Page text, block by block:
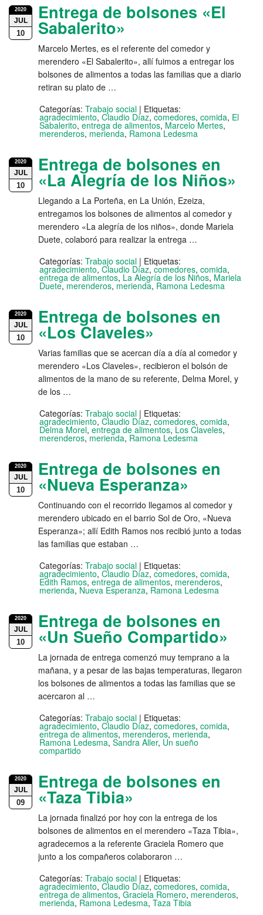
2020
JUL
10
Entrega de bolsones «El
Sabalerito»
Marcelo Mertes, es el referente del comedor y
merendero «El Sabalerito», allí fuimos a entregar los
bolsones de alimentos a todas las familias que a diario
retiran su plato de …
Categorías: Trabajo social | Etiquetas:
agradecimiento, Claudio Díaz, comedores, comida, El
Sabalerito, entrega de alimentos, Marcelo Mertes,
merenderos, merienda, Ramona Ledesma
2020
JUL
10
Entrega de bolsones en
«La Alegría de los Niños»
Llegando a La Porteña, en La Unión, Ezeiza,
entregamos los bolsones de alimentos al comedor y
merendero «La alegría de los niños», donde Mariela
Duete, colaboró para realizar la entrega …
Categorías: Trabajo social | Etiquetas:
agradecimiento, Claudio Díaz, comedores, comida,
entrega de alimentos, La Alegría de los Niños, Mariela
Duete, merenderos, merienda, Ramona Ledesma
2020
JUL
10
Entrega de bolsones en
«Los Claveles»
Varias familias que se acercan día a día al comedor y
merendero «Los Claveles», recibieron el bolsón de
alimentos de la mano de su referente, Delma Morel, y
de los …
Categorías: Trabajo social | Etiquetas:
agradecimiento, Claudio Díaz, comedores, comida,
Delma Morel, entrega de alimentos, Los Claveles,
merenderos,merienda, Ramona Ledesma
2020
JUL
10
Entrega de bolsones en
«Nueva Esperanza»
Continuando con el recorrido llegamos al comedor y
merendero ubicado en el barrio Sol de Oro, «Nueva
Esperanza»; allí Edith Ramos nos recibió junto a todas
las familias que estaban …
Categorías: Trabajo social | Etiquetas:
agradecimiento, Claudio Díaz, comedores, comida,
Edith Ramos, entrega de alimentos, merenderos,
merienda, Nueva Esperanza, Ramona Ledesma
2020
JUL
10
Entrega de bolsones en
«Un Sueño Compartido»
La jornada de entrega comenzó muy temprano a la
mañana, y a pesar de las bajas temperaturas, llegaron
los bolsones de alimentos a todas las familias que se
acercaron al …
Categorías: Trabajo social | Etiquetas:
agradecimiento, Claudio Díaz, comedores, comida,
entrega de alimentos, merenderos, merienda,
Ramona Ledesma, Sandra Aller, Un sueño
compartido
2020
JUL
09
Entrega de bolsones en
«Taza Tibia»
La jornada finalizó por hoy con la entrega de los
bolsones de alimentos en el merendero «Taza Tibia»,
agradecemos a la referente Graciela Romero que
junto a los compañeros colaboraron …
Categorías: Trabajo social | Etiquetas:
agradecimiento, Claudio Díaz, comedores, comida,
entrega de alimentos, Graciela Romero, merenderos,
merienda, Ramona Ledesma, Taza Tibia